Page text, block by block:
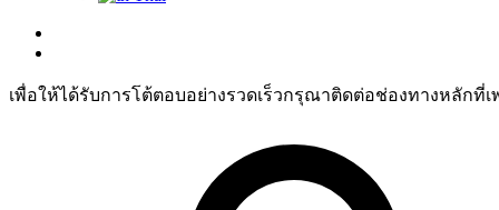
เพื่อให้ได้รับการโต้ตอบอย่างรวดเร็วกรุณาติดต่อช่องทางหลักที่เ